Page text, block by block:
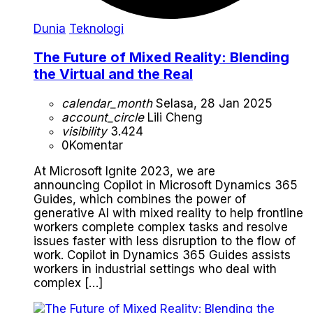
Dunia Teknologi
The Future of Mixed Reality: Blending
the Virtual and the Real
calendar_monthSelasa, 28 Jan 2025
account_circleLili Cheng
visibility3.424
0Komentar
At Microsoft Ignite 2023, we are
announcing Copilot in Microsoft Dynamics 365
Guides, which combines the power of
generative AI with mixed reality to help frontline
workers complete complex tasks and resolve
issues faster with less disruption to the flow of
work. Copilot in Dynamics 365 Guides assists
workers in industrial settings who deal with
complex […]